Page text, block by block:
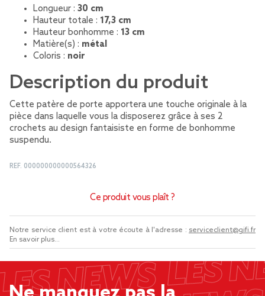
Longueur : 30 cm
Hauteur totale : 17,3 cm
Hauteur bonhomme : 13 cm
Matière(s) : métal
Coloris : noir
Description du produit
Cette patère de porte apportera une touche originale à la
pièce dans laquelle vous la disposerez grâce à ses 2
crochets au design fantaisiste en forme de bonhomme
suspendu.
REF. 000000000000564326
Ce produit vous plaît ?
Notre service client est à votre écoute à l'adresse : serviceclient@gifi.fr
En savoir plus...